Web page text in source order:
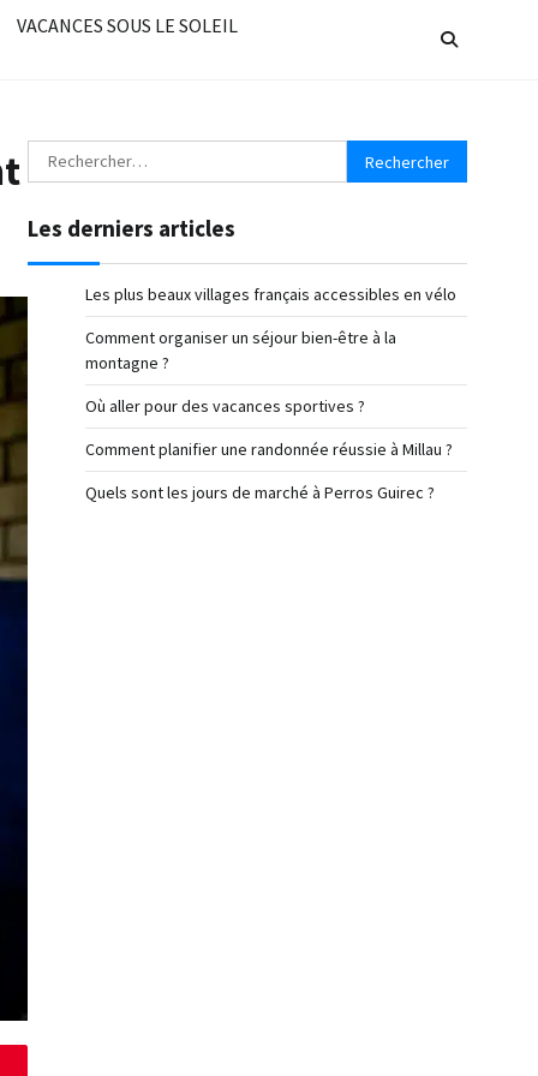
VACANCES SOUS LE SOLEIL
Rechercher :
Les derniers articles
Les plus beaux villages français accessibles en vélo
Comment organiser un séjour bien-être à la
montagne ?
Où aller pour des vacances sportives ?
Comment planifier une randonnée réussie à Millau ?
Quels sont les jours de marché à Perros Guirec ?